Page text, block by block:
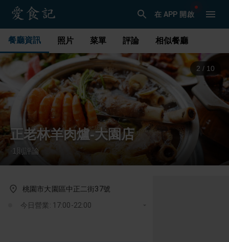
在 APP 開啟
餐廳資訊 照片 菜單 評論 相似餐廳
3 / 10
正老林羊肉爐-大園店
1 則評論
桃園市大園區中正二街37號
今日營業: 17:00-22:00